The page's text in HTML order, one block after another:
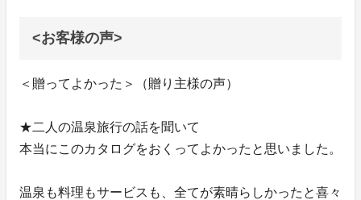
<お客様の声>
＜贈ってよかった＞（贈り主様の声）
★二人の温泉旅行の話を聞いて
本当にこのカタログをおくってよかったと思いました。
温泉も料理もサービスも、全てが素晴らしかったと喜々